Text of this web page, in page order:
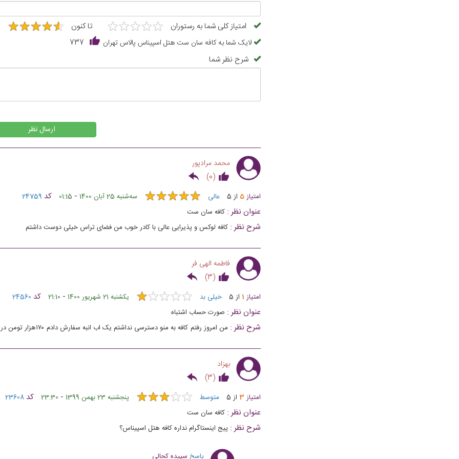
امتیاز کلی شما به رستوران ★★★★★
★★★★★ تا کنون ★★★★★
★★★★★
لایک شما به کافه سان ست هتل اسپیناس پالاس تهران 737
شرح نظر شما
ارسال نظر
محمد مرادپور
(
0
)
امتیاز5 از 5 عالی ★★★★★
★★★★★ ﺳﻪشنبه 25 آبان 1400 -
01:15 کد 24759
عنوان نظر : کافه سان ست
شرح نظر : کافه لوکس و پذیرایی عالی با کادر خوب من فضای تراس خیلی دوست داشتم
فاطمه الهی فر
(
3
)
امتیاز 1 از 5 خیلی بد ★★★★★
★★★★★ یکشنبه 21 شهریور 1400 -
21:10 کد 24560
عنوان نظر : صورت حساب اشتباه
شرح نظر :
من امروز رفتم کافه به
بهزاد
(
3
)
امتیاز 3 از 5 متوسط ★★★★★
★★★★★ پنجشنبه 23 بهمن 1399 -
23:30 کد 23608
عنوان نظر : کافه سان ست
شرح نظر : پیج اینستاگرام نداره کافه هتل اسپیناس؟
پاسخ سپیده کحالی